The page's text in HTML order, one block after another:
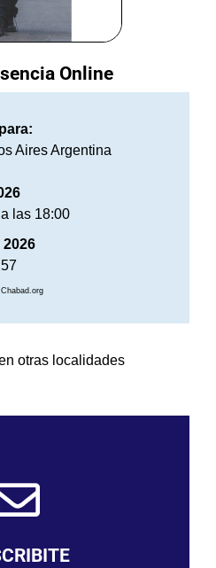
Online
Aires Argentina
las 18:00
otras localidades